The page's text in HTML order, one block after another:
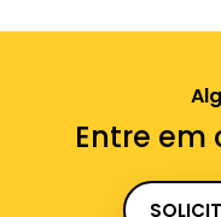
Entre